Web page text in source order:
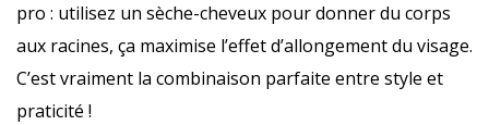
pro : utilisez un sèche-cheveux pour donner du corps
aux racines, ça maximise l’effet d’allongement du visage.
C’est vraiment la combinaison parfaite entre style et
praticité !